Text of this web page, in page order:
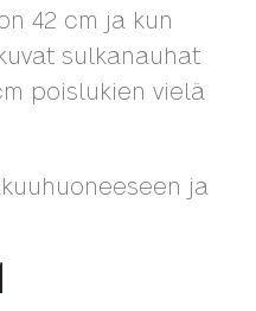
42 cm ja kun
sulkanauhat
poislukien vielä
ja